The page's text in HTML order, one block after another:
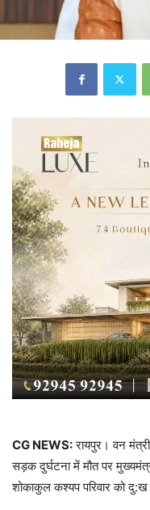
CG NEWS:रायपुर। वन
सड़क दुर्घटना में मौत पर
शोकाकुल कश्यप परिवार को